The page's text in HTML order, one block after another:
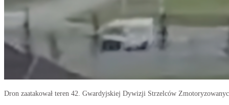
Dron zaatakował teren 42. Gwardyjskiej Dywizji Strzelców